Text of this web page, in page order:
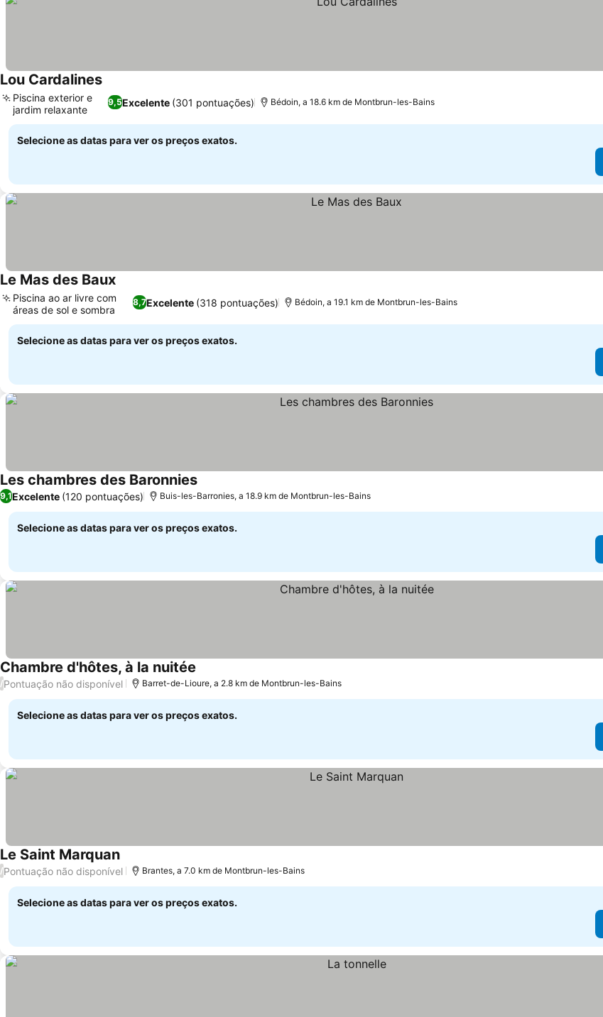
Lou Cardalines
9,5Excelente (301 pontuações)
Piscina exterior e
jardim relaxante
Bédoin, a 18.6 km de Montbrun-les-Bains
Selecione as datas para ver os preços exatos.
Le Mas des Baux
8,7Excelente (318 pontuações)
Piscina ao ar livre com
áreas de sol e sombra
Bédoin, a 19.1 km de Montbrun-les-Bains
Selecione as datas para ver os preços exatos.
Les chambres des Baronnies
9,1Excelente (120 pontuações) Buis-les-Barronies, a 18.9 km de Montbrun-les-Bains
Selecione as datas para ver os preços exatos.
Chambre d'hôtes, à la nuitée
/Pontuação não disponível Barret-de-Lioure, a 2.8 km de Montbrun-les-Bains
Selecione as datas para ver os preços exatos.
Le Saint Marquan
/Pontuação não disponível Brantes, a 7.0 km de Montbrun-les-Bains
Selecione as datas para ver os preços exatos.